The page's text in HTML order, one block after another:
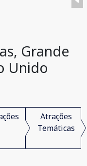
Grande
Unido
Atrações
Temáticas